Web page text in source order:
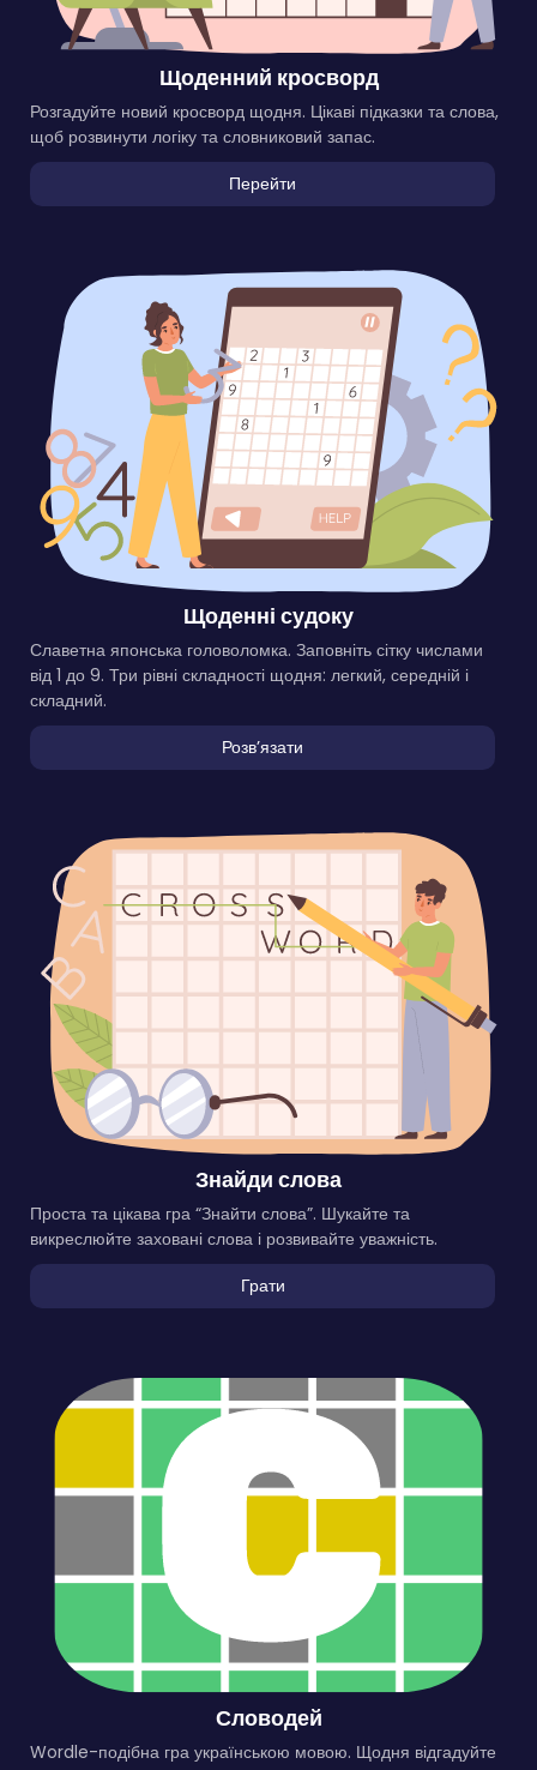
Щоденний кросворд
Розгадуйте новий кросворд щодня. Цікаві підказки та слова,
щоб розвинути логіку та словниковий запас.
Перейти
Щоденні судоку
Славетна японська головоломка. Заповніть сітку числами
від 1 до 9. Три рівні складності щодня: легкий, середній і
складний.
Розвʼязати
Знайди слова
Проста та цікава гра “Знайти слова”. Шукайте та
викреслюйте заховані слова і розвивайте уважність.
Грати
Словодей
Wordle-подібна гра українською мовою. Щодня відгадуйте